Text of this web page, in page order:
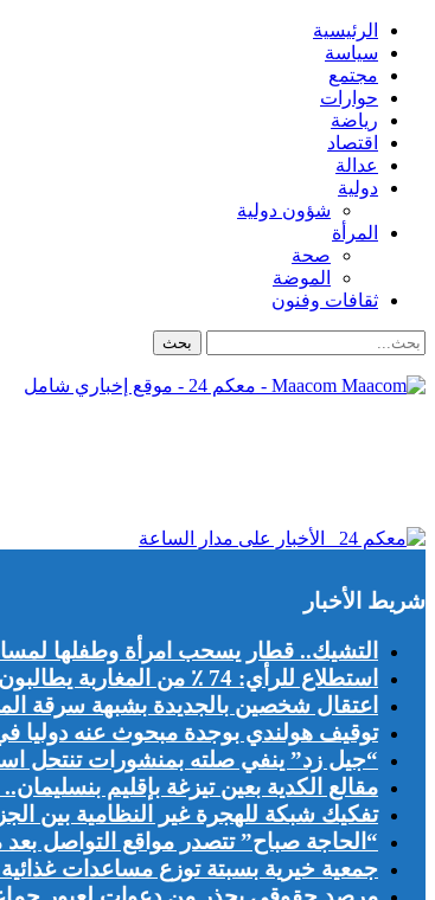
الرئيسية
سياسة
مجتمع
حوارات
رياضة
اقتصاد
عدالة
دولية
شؤون دولية
المرأة
صحة
الموضة
ثقافات وفنون
Maacom - معكم 24 - موقع إخباري شامل
شريط الأخبار
التشيك.. قطار يسحب امرأة وطفلها لمسافة
استطلاع للرأي: 74 ٪ من المغاربة يطالبون بتقليص أعداد الأجانب الباحثين عن عمل بالمغرب
اعتقال شخصين بالجديدة بشبهة سرقة
توقيف هولندي بوجدة مبحوث عنه دوليا
“جيل زد” ينفي صلته بمنشورات تنتحل
مقالع الكدية بعين تيزغة بإقليم
تفكيك شبكة للهجرة غير النظامية بين
“الحاجة صباح” تتصدر مواقع التواصل بعد
جمعية خيرية بسبتة توزع مساعدات